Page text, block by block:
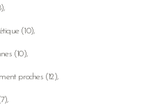
(10)
(10)
proches(12)